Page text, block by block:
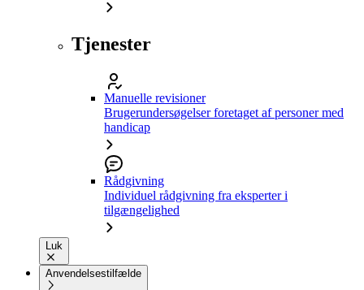
Tjenester
Manuelle revisioner
Brugerundersøgelser foretaget af personer med
handicap
Rådgivning
Individuel rådgivning fra eksperter i
tilgængelighed
Luk
Anvendelsestilfælde